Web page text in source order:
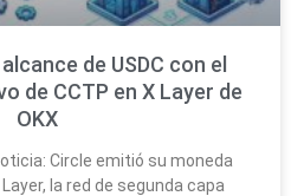
de USDC con el
de CCTP en X Layer de
OKX
Circle emitió su moneda
la red de segunda capa